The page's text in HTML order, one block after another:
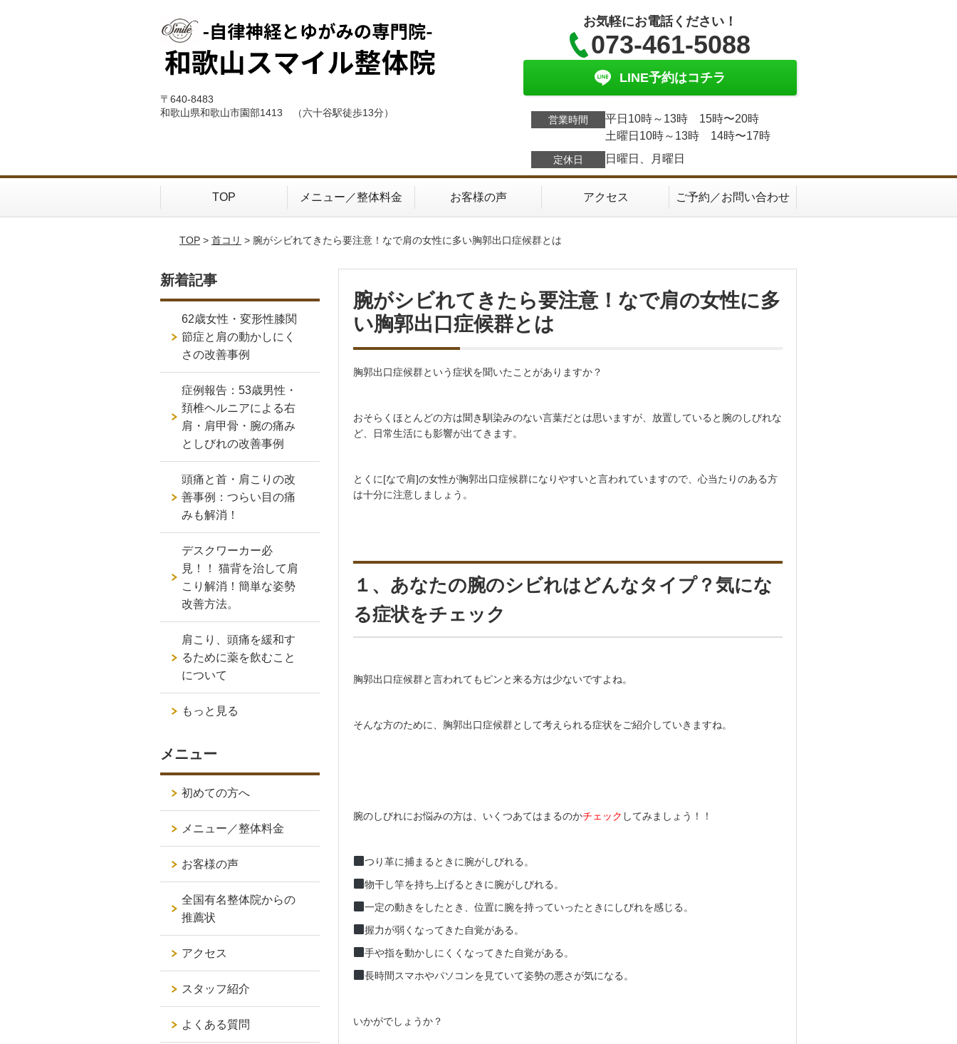
〒640-8483
和歌山県和歌山市園部1413 （六十谷駅徒歩13分）
お気軽にお電話ください！
073-461-5088
LINE予約はコチラ
営業時間
平日10時～13時 15時〜20時
土曜日10時～13時 14時〜17時
定休日 日曜日、月曜日
TOP メニュー／整体料金 お客様の声 アクセス ご予約／お問い合わせ
TOP> 首コリ > 腕がシビれてきたら要注意！なで肩の女性に多い胸郭出口症候群とは
腕がシビれてきたら要注意！なで肩の女性に多
い胸郭出口症候群とは
胸郭出口症候群という症状を聞いたことがありますか？
おそらくほとんどの方は聞き馴染みのない言葉だとは思いますが、放置していると腕のしびれな
ど、日常生活にも影響が出てきます。
とくに[なで肩]の女性が胸郭出口症候群になりやすいと言われていますので、心当たりのある方
は十分に注意しましょう。
１、あなたの腕のシビれはどんなタイプ？気にな
る症状をチェック
胸郭出口症候群と言われてもピンと来る方は少ないですよね。
そんな方のために、胸郭出口症候群として考えられる症状をご紹介していきますね。
腕のしびれにお悩みの方は、いくつあてはまるのかチェック してみましょう！！
つり革に捕まるときに腕がしびれる。
物干し竿を持ち上げるときに腕がしびれる。
一定の動きをしたとき、位置に腕を持っていったときにしびれを感じる。
握力が弱くなってきた自覚がある。
手や指を動かしにくくなってきた自覚がある。
長時間スマホやパソコンを見ていて姿勢の悪さが気になる。
いかがでしょうか？
新着記事
62歳女性・変形性膝関
節症と肩の動かしにく
さの改善事例
症例報告：53歳男性・
頚椎ヘルニアによる右
肩・肩甲骨・腕の痛み
としびれの改善事例
頭痛と首・肩こりの改
善事例：つらい目の痛
みも解消！
デスクワーカー必
見！！ 猫背を治して肩
こり解消！簡単な姿勢
改善方法。
肩こり、頭痛を緩和す
るために薬を飲むこと
について
もっと見る
メニュー
初めての方へ
メニュー／整体料金
お客様の声
全国有名整体院からの
推薦状
アクセス
スタッフ紹介
よくある質問